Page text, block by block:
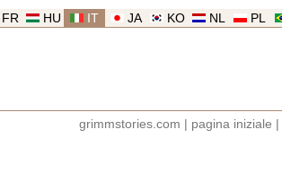
PL
NL
KO
JA
IT
HU
FR
grimmstories.com pagina iniziale